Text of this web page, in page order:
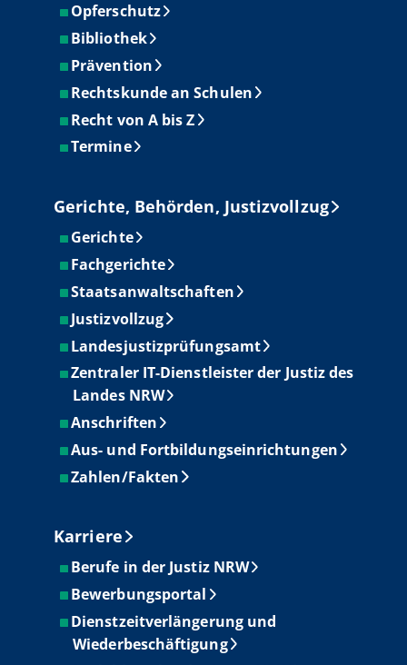
Opferschutz
Bibliothek
Prävention
Rechtskunde an Schulen
Recht von A bis Z
Termine
Gerichte, Behörden, Justizvollzug
Gerichte
Fachgerichte
Staatsanwaltschaften
Justizvollzug
Landesjustizprüfungsamt
Zentraler IT-Dienstleister der Justiz des
Landes NRW
Anschriften
Aus- und Fortbildungseinrichtungen
Zahlen/Fakten
Karriere
Berufe in der Justiz NRW
Bewerbungsportal
Dienstzeitverlängerung und
Wiederbeschäftigung